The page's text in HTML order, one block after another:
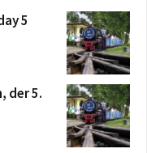
5
der 5.